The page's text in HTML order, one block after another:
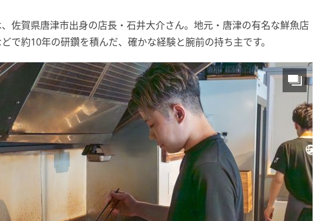
佐賀県唐津市出身の店長・石井大介さん。地元・唐津の有名な鮮魚店
で約10年の研鑽を積んだ、確かな経験と腕前の持ち主です。